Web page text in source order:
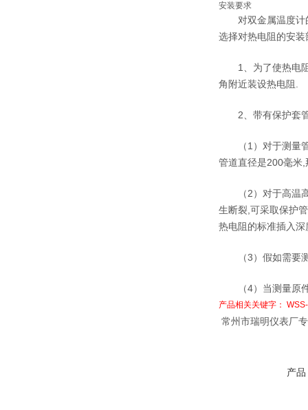
安装要求
对双金属温度计的
选择对热电阻的安
1、为了使热电阻
角附近装设热电阻.
2、带有保护套管
（1）对于测量管
管道直径是200毫米
（2）对于高温高
生断裂,可采取保护
热电阻的标准插入
（3）假如需要测
（4）当测量原件
产品相关关键字：
常州市瑞明仪表厂
产品